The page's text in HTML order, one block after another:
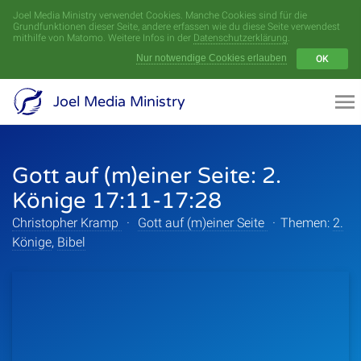
Joel Media Ministry verwendet Cookies. Manche Cookies sind für die
Grundfunktionen dieser Seite, andere erfassen wie du diese Seite verwendest
mithilfe von Matomo. Weitere Infos in der Datenschutzerklärung.
Nur notwendige Cookies erlauben
OK
Joel Media Ministry
Gott auf (m)einer Seite: 2.
Könige 17:11-17:28
Christopher Kramp · Gott auf (m)einer Seite · Themen: 2.
Könige, Bibel
Menü
Videoarchiv
Serien